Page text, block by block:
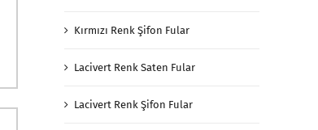
Kırmızı Renk Şifon Fular
Lacivert Renk Saten Fular
Lacivert Renk Şifon Fular